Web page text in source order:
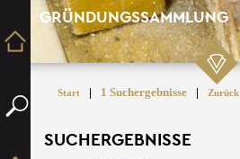
GRÜNDUNGSSAMMLUNG
Start | 1 Suchergebnisse | Zurück
SUCHERGEBNISSE